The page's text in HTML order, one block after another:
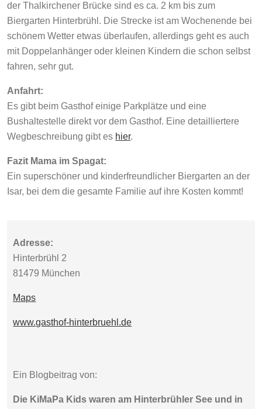
der Thalkirchener Brücke sind es ca. 2 km bis zum
Biergarten Hinterbrühl. Die Strecke ist am Wochenende bei
schönem Wetter etwas überlaufen, allerdings geht es auch
mit Doppelanhänger oder kleinen Kindern die schon selbst
fahren, sehr gut.
Anfahrt:
Es gibt beim Gasthof einige Parkplätze und eine
Bushaltestelle direkt vor dem Gasthof. Eine detailliertere
Wegbeschreibung gibt es hier.
Fazit Mama im Spagat:
Ein superschöner und kinderfreundlicher Biergarten an der
Isar, bei dem die gesamte Familie auf ihre Kosten kommt!
Adresse:
Hinterbrühl 2
81479 München
Maps
www.gasthof-hinterbruehl.de
Ein Blogbeitrag von:
Die KiMaPa Kids waren am Hinterbrühler See und in